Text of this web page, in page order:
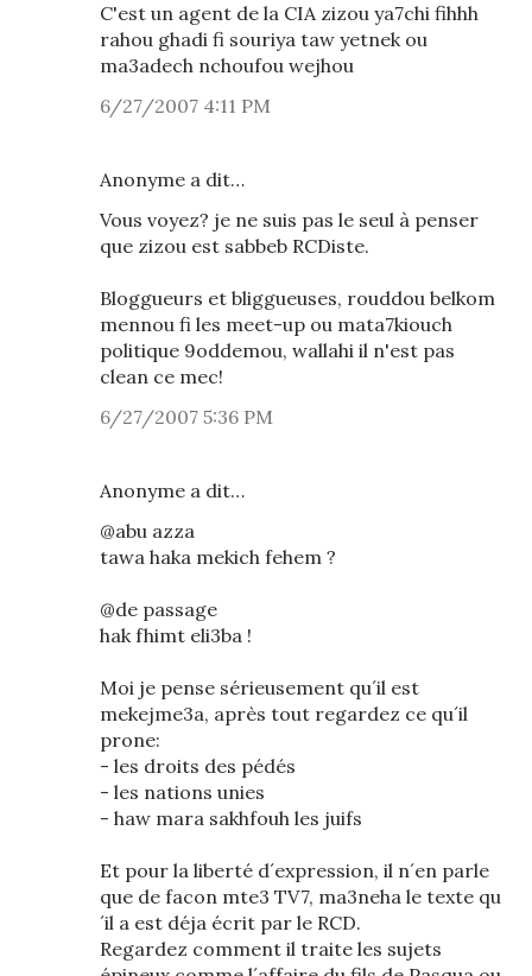
C'est un agent de la CIA zizou ya7chi fihhh
rahou ghadi fi souriya taw yetnek ou
ma3adech nchoufou wejhou
6/27/2007 4:11 PM
Anonyme a dit…
Vous voyez? je ne suis pas le seul à penser
que zizou est sabbeb RCDiste.
Bloggueurs et bliggueuses, rouddou belkom
mennou fi les meet-up ou mata7kiouch
politique 9oddemou, wallahi il n'est pas
clean ce mec!
6/27/2007 5:36 PM
Anonyme a dit…
@abu azza
tawa haka mekich fehem ?
@de passage
hak fhimt eli3ba !
Moi je pense sérieusement qu´il est
mekejme3a, après tout regardez ce qu´il
prone:
- les droits des pédés
- les nations unies
- haw mara sakhfouh les juifs
Et pour la liberté d´expression, il n´en parle
que de facon mte3 TV7, ma3neha le texte qu
´il a est déja écrit par le RCD.
Regardez comment il traite les sujets